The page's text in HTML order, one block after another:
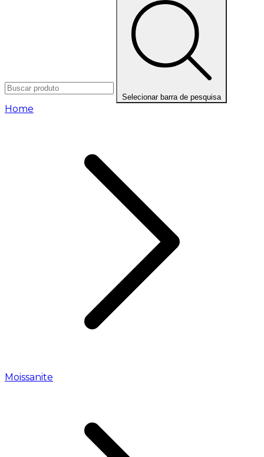
Selecionar barra de pesquisa
Home
Moissanite